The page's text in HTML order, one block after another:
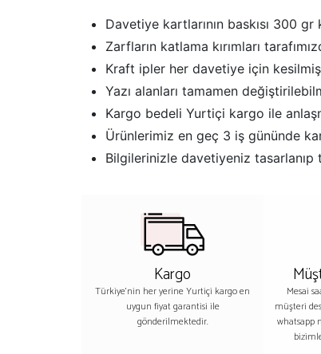
Davetiye kartlarının baskısı 300
Zarfların katlama kırımları
Kraft ipler her davetiye için
Yazı alanları tamamen
Kargo bedeli Yurtiçi kargo ile
Ürünlerimiz en geç 3 iş gününde
Bilgilerinizle davetiyeniz tasarlanıp
Kargo
Türkiye'nin her yerine Yurtiçi kargo en
uygun fiyat garantisi ile
gönderilmektedir.
Mesai
müşteri
whatsapp